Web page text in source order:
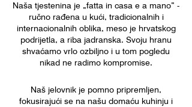
Naša tjestenina je „fatta in casa e a mano” -
ručno rađena u kući, tradicionalnih i
internacionalnih oblika, meso je hrvatskog
podrijetla, a riba jadranska. Svoju hranu
shvaćamo vrlo ozbiljno i u tom pogledu
nikad ne radimo kompromise.
Naš jelovnik je pomno pripremljen,
fokusirajući se na našu domaću kuhinju i